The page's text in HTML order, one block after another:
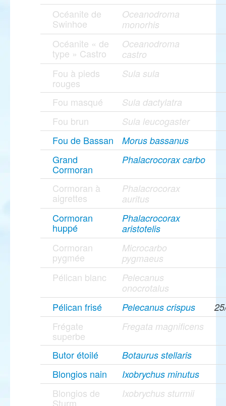
Océanite de
Swinhoe
Oceanodroma
monorhis
Océanite « de
type » Castro
Oceanodroma
castro
Fou à pieds
rouges
Sula sula
Fou masqué Sula dactylatra
Fou brun Sula leucogaster
Fou de Bassan Morus bassanus
Grand
Cormoran
Phalacrocorax carbo
Cormoran à
aigrettes
Phalacrocorax
auritus
Cormoran
huppé
Phalacrocorax
aristotelis
Cormoran
pygmée
Microcarbo
pygmaeus
Pélican blanc
Pelecanus
onocrotalus
Pélican frisé Pelecanus crispus
Frégate
superbe
Fregata magnificens
Butor étoilé Botaurus stellaris
Blongios nain Ixobrychus minutus
Blongios de
Sturm
Ixobrychus sturmii